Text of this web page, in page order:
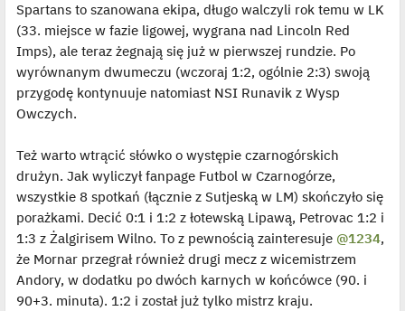
Spartans to szanowana ekipa, długo walczyli rok temu w LK
(33. miejsce w fazie ligowej, wygrana nad Lincoln Red
Imps), ale teraz żegnają się już w pierwszej rundzie. Po
wyrównanym dwumeczu (wczoraj 1:2, ogólnie 2:3) swoją
przygodę kontynuuje natomiast NSI Runavik z Wysp
Owczych.
Też warto wtrącić słówko o występie czarnogórskich
drużyn. Jak wyliczył fanpage Futbol w Czarnogórze,
wszystkie 8 spotkań (łącznie z Sutjeską w LM) skończyło się
porażkami. Decić 0:1 i 1:2 z łotewską Lipawą, Petrovac 1:2 i
1:3 z Żalgirisem Wilno. To z pewnością zainteresuje @1234,
że Mornar przegrał również drugi mecz z wicemistrzem
Andory, w dodatku po dwóch karnych w końcówce (90. i
90+3. minuta). 1:2 i został już tylko mistrz kraju.